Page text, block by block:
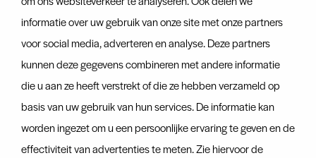
informatie over uw gebruik van onze site met onze partners
voor social media, adverteren en analyse. Deze partners
kunnen deze gegevens combineren met andere informatie
die u aan ze heeft verstrekt of die ze hebben verzameld op
basis van uw gebruik van hun services. De informatie kan
worden ingezet om u een persoonlijke ervaring te geven en de
effectiviteit van advertenties te meten. Zie hiervoor de
Ontdek ook
Contact
Veelgestelde vragen